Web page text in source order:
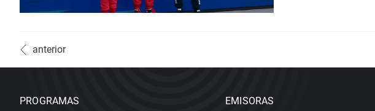
anterior
PROGRAMAS EMISORAS